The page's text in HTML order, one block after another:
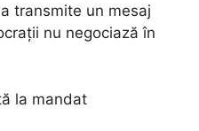
transmite un mesaj
nu negociază în
la mandat